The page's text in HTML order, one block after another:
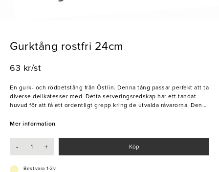
Gurktång rostfri 24cm
63 kr/st
En gurk- och rödbetstång från Östlin. Denna tång passar perfekt att ta
diverse delikatesser med. Detta serveringsredskap har ett tandat
huvud för att få ett ordentligt grepp kring de utvalda råvarorna. Denna
restauranger och caféer.
Mer information
- + Köp
Best.vara 1-2v